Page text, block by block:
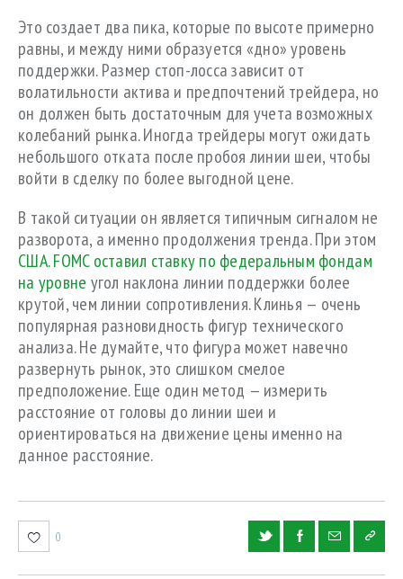
Это создает два пика, которые по высоте примерно
равны, и между ними образуется «дно» уровень
поддержки. Размер стоп-лосса зависит от
волатильности актива и предпочтений трейдера, но
он должен быть достаточным для учета возможных
колебаний рынка. Иногда трейдеры могут ожидать
небольшого отката после пробоя линии шеи, чтобы
войти в сделку по более выгодной цене.
В такой ситуации он является типичным сигналом не
разворота, а именно продолжения тренда. При этом
США. FOMC оставил ставку по федеральным фондам
на уровне угол наклона линии поддержки более
крутой, чем линии сопротивления. Клинья — очень
популярная разновидность фигур технического
анализа. Не думайте, что фигура может навечно
развернуть рынок, это слишком смелое
предположение. Еще один метод — измерить
расстояние от головы до линии шеи и
ориентироваться на движение цены именно на
данное расстояние.
0